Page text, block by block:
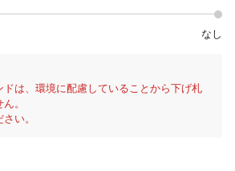
なし
は、環境に配慮していることから下げ札
。
い。